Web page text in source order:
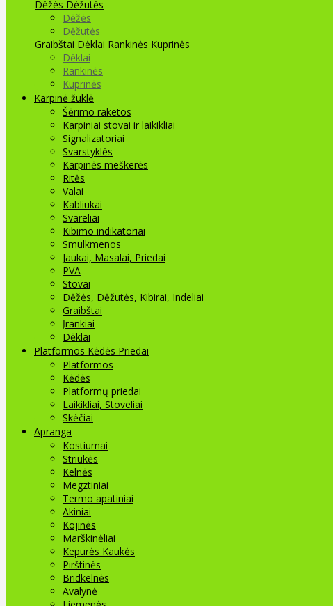
Dėžės Dėžutės
Dėžės
Dėžutės
Graibštai Dėklai Rankinės Kuprinės
Dėklai
Rankinės
Kuprinės
Karpinė žūklė
Šėrimo raketos
Karpiniai stovai ir laikikliai
Signalizatoriai
Svarstyklės
Karpinės meškerės
Ritės
Valai
Kabliukai
Svareliai
Kibimo indikatoriai
Smulkmenos
Jaukai, Masalai, Priedai
PVA
Stovai
Dėžės, Dėžutės, Kibirai, Indeliai
Graibštai
Įrankiai
Dėklai
Platformos Kėdės Priedai
Platformos
Kėdės
Platformų priedai
Laikikliai, Stoveliai
Skėčiai
Apranga
Kostiumai
Striukės
Kelnės
Megztiniai
Termo apatiniai
Akiniai
Kojinės
Marškinėliai
Kepurės Kaukės
Pirštinės
Bridkelnės
Avalynė